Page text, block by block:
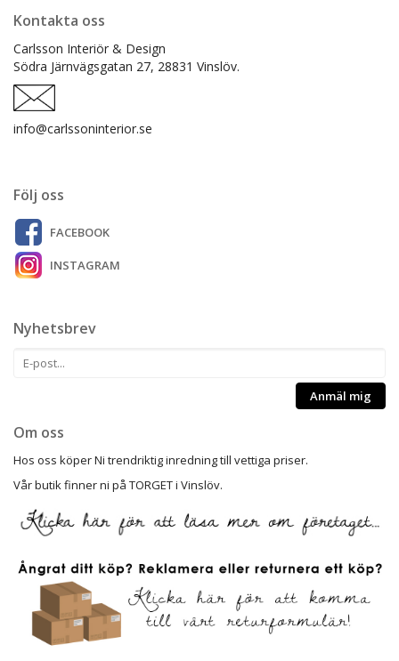
Kontakta oss
Carlsson Interiör & Design
Södra Järnvägsgatan 27, 28831 Vinslöv.
info@carlssoninterior.se
Följ oss
FACEBOOK
INSTAGRAM
Nyhetsbrev
Anmäl mig
Om oss
Hos oss köper Ni trendriktig inredning till vettiga priser.
Vår butik finner ni på TORGET i Vinslöv.